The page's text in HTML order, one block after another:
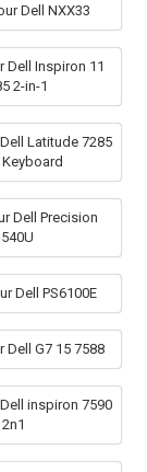
Dell NXX33
Dell Inspiron 11
2-in-1
Latitude 7285
Dell Precision
Dell PS6100E
Dell G7 15 7588
inspiron 7590
2n1